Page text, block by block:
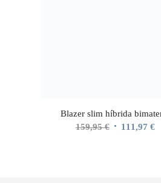
Blazer slim híbrida
159,95€ El 111,97 €El